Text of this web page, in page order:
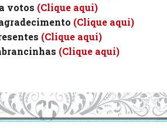
votos (Clique aqui)
(Clique aqui)
(Clique aqui)
(Clique aqui)